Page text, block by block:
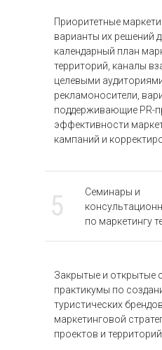
Приоритетные
варианты их решений
календарный план
территорий, каналы
целевыми
рекламоносители,
поддерживающие PR-
эффективности
кампаний и
5
Семинары и
по маркетингу
Закрытые и открытые
практикумы по
туристических
маркетинговой
проектов и территорий